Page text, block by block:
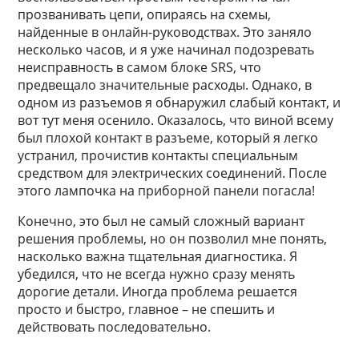
прозванивать цепи, опираясь на схемы,
найденные в онлайн-руководствах. Это заняло
несколько часов, и я уже начинал подозревать
неисправность в самом блоке SRS, что
предвещало значительные расходы. Однако, в
одном из разъемов я обнаружил слабый контакт, и
вот тут меня осенило. Оказалось, что виной всему
был плохой контакт в разъеме, который я легко
устранил, прочистив контакты специальным
средством для электрических соединений. После
этого лампочка на приборной панели погасла!
Конечно, это был не самый сложный вариант
решения проблемы, но он позволил мне понять,
насколько важна тщательная диагностика. Я
убедился, что не всегда нужно сразу менять
дорогие детали. Иногда проблема решается
просто и быстро, главное – не спешить и
действовать последовательно.